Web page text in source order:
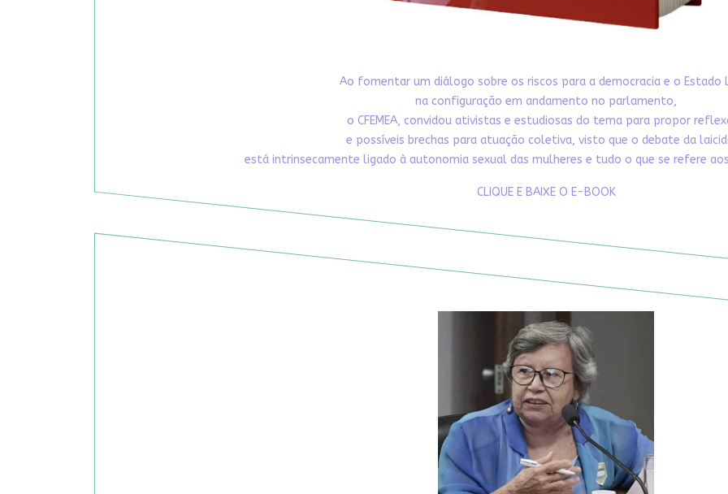
Ao fomentar um diálogo sobre os riscos para a democracia e o Estado
na configuração em andamento no parlamento,
o CFEMEA, convidou ativistas e estudiosas do tema para propor
e possíveis brechas para atuação coletiva, visto que o debate da
está intrinsecamente ligado à autonomia sexual das mulheres e tudo o que se refere
CLIQUE E BAIXE O E-BOOK